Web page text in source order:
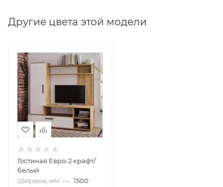
Другие цвета этой модели
Гостиная Евро-2 крафт/
белый
Ширина, мм — 1500